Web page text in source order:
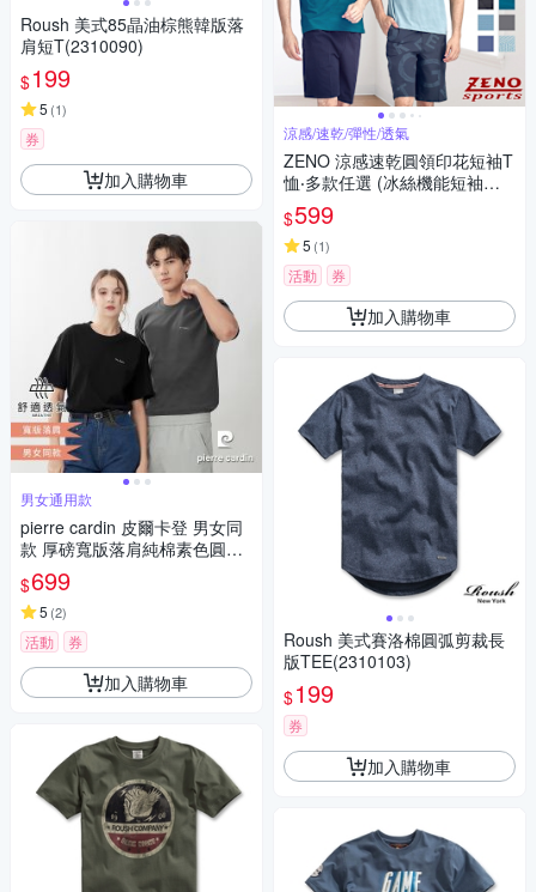
Roush 美式85晶油棕熊韓版落
肩短T(2310090)
$199
5 (1)
券
加入購物車
男女通用款
pierre cardin 皮爾卡登 男女同
款 厚磅寬版落肩純棉素色圓領
短袖T恤(多色任選)
$699
5 (2)
活動 券
加入購物車
涼感/速乾/彈性/透氣
ZENO 涼感速乾圓領印花短袖T
恤‧多款任選 (冰絲機能短袖上
衣/舒適感T-Shirt)
$599
5 (1)
活動 券
加入購物車
Roush 美式賽洛棉圓弧剪裁長
版TEE(2310103)
$199
券
加入購物車